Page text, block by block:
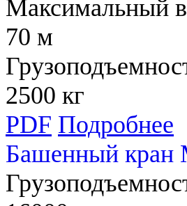
Максимальный
70 м
2500 кг
PDF Подробнее
Башенный